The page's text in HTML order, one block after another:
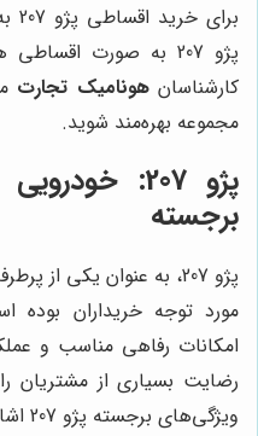
پژو 207 به صورت
کارشناسانهونامیک تجارت
مجموعه بهره‌مند شوید.
پژو 207:
برجسته
پژو 207، به عنوان یکی از
مورد توجه خریداران بوده
امکانات رفاهی مناسب و
رضایت بسیاری از مشتریان
ویژگی‌های برجسته پژو 207 اشاره می‌کنیم: